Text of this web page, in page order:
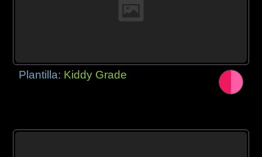
Plantilla: Kiddy Grade